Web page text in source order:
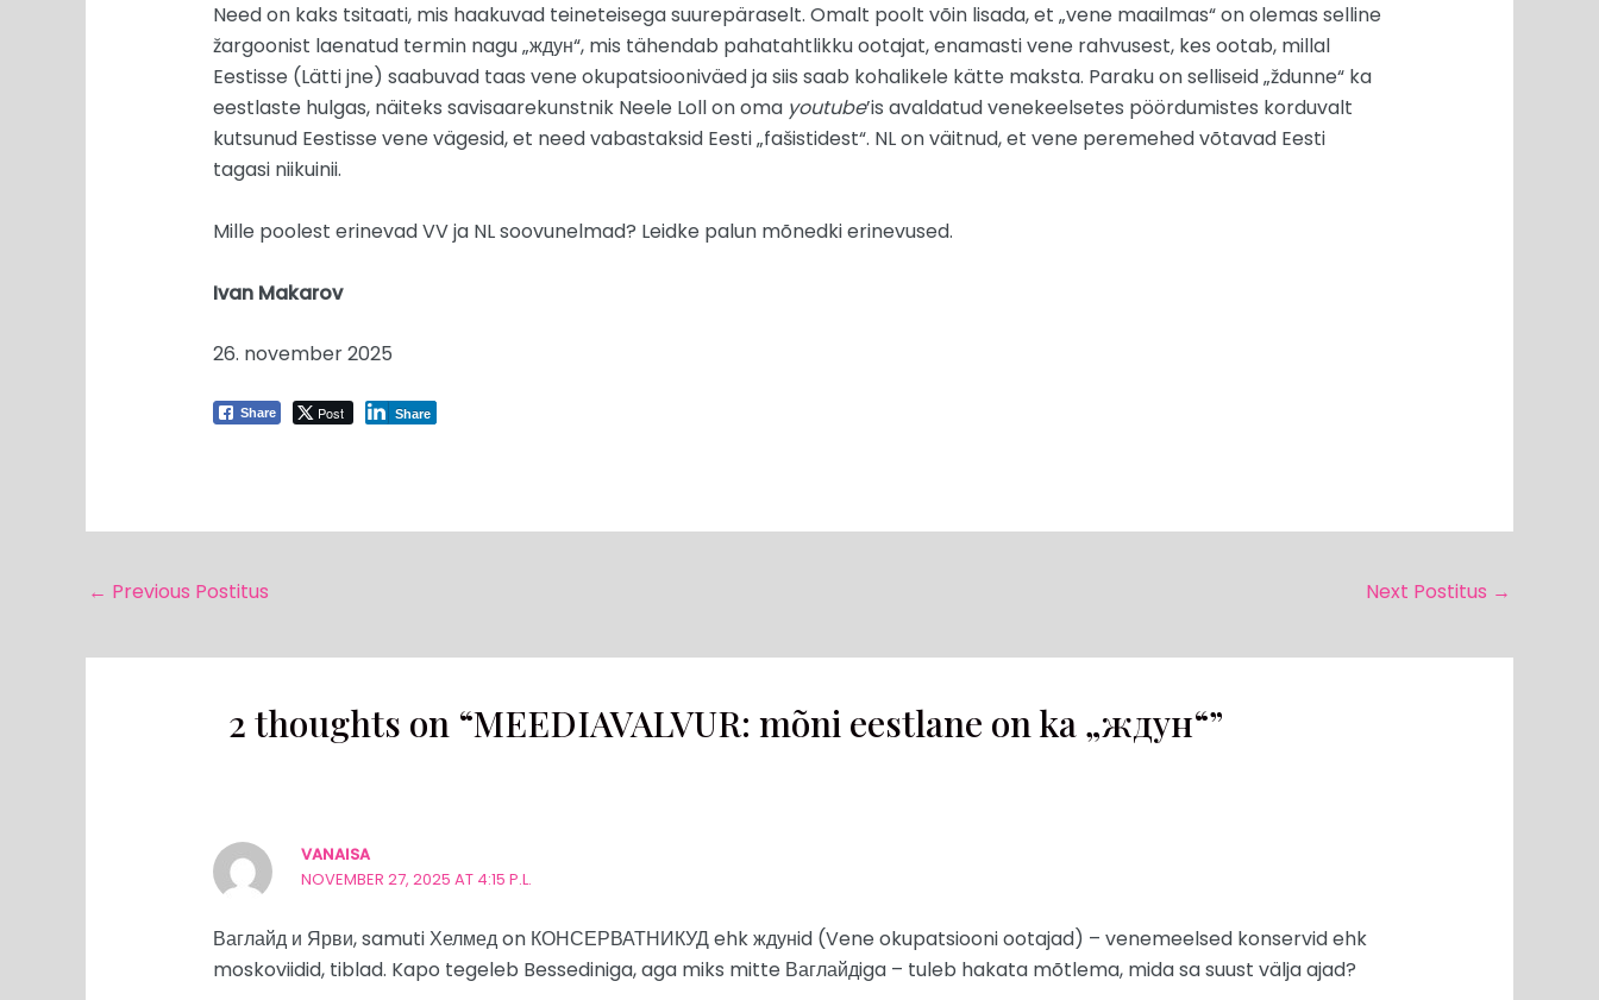
Need on kaks tsitaati, mis haakuvad teineteisega suurepäraselt. Omalt poolt võin lisada, et „vene maailmas“ on olemas selline
žargoonist laenatud termin nagu „ждун“, mis tähendab pahatahtlikku ootajat, enamasti vene rahvusest, kes ootab, millal
Eestisse (Lätti jne) saabuvad taas vene okupatsiooniväed ja siis saab kohalikele kätte maksta. Paraku on selliseid „ždunne“ ka
eestlaste hulgas, näiteks savisaarekunstnik Neele Loll on oma youtube’is avaldatud venekeelsetes pöördumistes korduvalt
kutsunud Eestisse vene vägesid, et need vabastaksid Eesti „fašistidest“. NL on väitnud, et vene peremehed võtavad Eesti
tagasi niikuinii.
Mille poolest erinevad VV ja NL soovunelmad? Leidke palun mõnedki erinevused.
Ivan Makarov
26. november 2025
Share Post Share
← Previous Postitus Next Postitus →
2 thoughts on “MEEDIAVALVUR: mõni eestlane on ka „ждун“”
VANAISA
NOVEMBER 27, 2025 AT 4:15 P.L.
Ваглайд и Ярви, samuti Хелмед on КОНСЕРВАТНИКУД ehk ждунid (Vene okupatsiooni ootajad) – venemeelsed konservid ehk
moskoviidid, tiblad. Kapo tegeleb Bessediniga, aga miks mitte Ваглайдiga – tuleb hakata mõtlema, mida sa suust välja ajad?